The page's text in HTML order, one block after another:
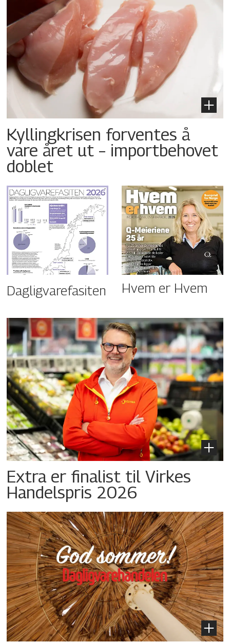
Kyllingkrisen forventes å
vare året ut – importbehovet
doblet
Dagligvarefasiten Hvem er Hvem
Extra er finalist til Virkes
Handelspris 2026